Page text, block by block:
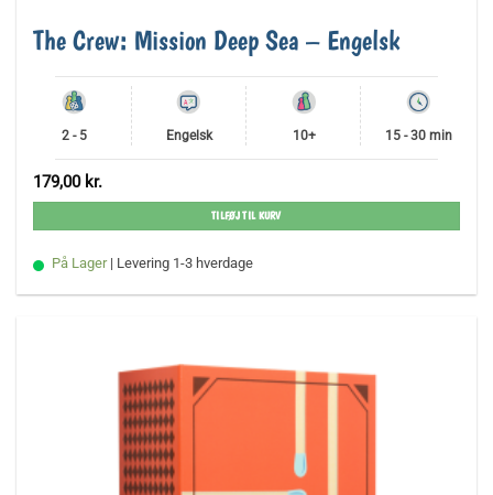
The Crew: Mission Deep Sea – Engelsk
2 - 5 Engelsk 10+ 15 - 30 min
179,00 kr.
TILFØJ TIL KURV
På Lager | Levering 1-3 hverdage